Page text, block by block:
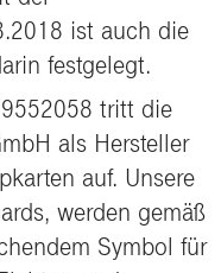
ist auch die
festgelegt.
tritt die
als Hersteller
auf. Unsere
werden gemäß
Symbol für